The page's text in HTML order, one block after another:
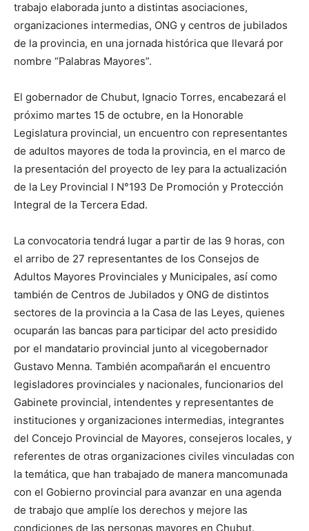
trabajo elaborada junto a distintas asociaciones,
organizaciones intermedias, ONG y centros de jubilados
de la provincia, en una jornada histórica que llevará por
nombre “Palabras Mayores”.
El gobernador de Chubut, Ignacio Torres, encabezará el
próximo martes 15 de octubre, en la Honorable
Legislatura provincial, un encuentro con representantes
de adultos mayores de toda la provincia, en el marco de
la presentación del proyecto de ley para la actualización
de la Ley Provincial I N°193 De Promoción y Protección
Integral de la Tercera Edad.
La convocatoria tendrá lugar a partir de las 9 horas, con
el arribo de 27 representantes de los Consejos de
Adultos Mayores Provinciales y Municipales, así como
también de Centros de Jubilados y ONG de distintos
sectores de la provincia a la Casa de las Leyes, quienes
ocuparán las bancas para participar del acto presidido
por el mandatario provincial junto al vicegobernador
Gustavo Menna. También acompañarán el encuentro
legisladores provinciales y nacionales, funcionarios del
Gabinete provincial, intendentes y representantes de
instituciones y organizaciones intermedias, integrantes
del Concejo Provincial de Mayores, consejeros locales, y
referentes de otras organizaciones civiles vinculadas con
la temática, que han trabajado de manera mancomunada
con el Gobierno provincial para avanzar en una agenda
de trabajo que amplíe los derechos y mejore las
condiciones de las personas mayores en Chubut.